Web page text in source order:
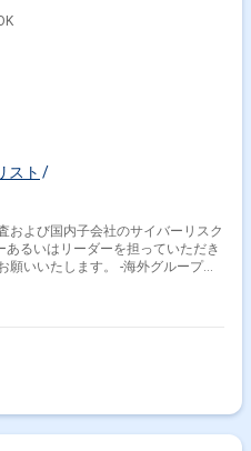
スト
および国内子会社のサイバーリスク
るいはリーダーを担っていただき
願いいたします。 -海外グループ子
を得ながら監査調書の作成 -監査お